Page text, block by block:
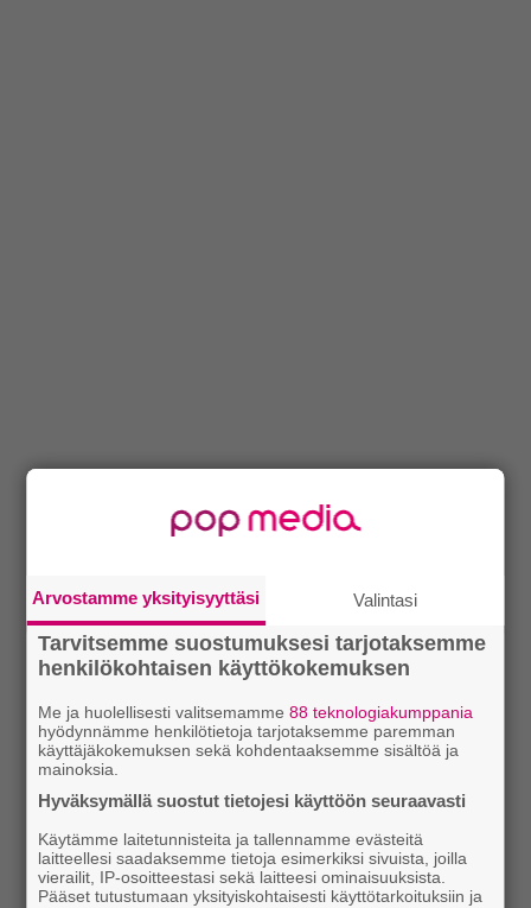
Arvostamme yksityisyyttäsi Valintasi
Tarvitsemme suostumuksesi tarjotaksemme
henkilökohtaisen käyttökokemuksen
Me ja huolellisesti valitsemamme88 teknologiakumppania
hyödynnämme henkilötietoja tarjotaksemme paremman
käyttäjäkokemuksen sekä kohdentaaksemme sisältöä ja
mainoksia.
Hyväksymällä suostut tietojesi käyttöön seuraavasti
Käytämme laitetunnisteita ja tallennamme evästeitä
laitteellesi saadaksemme tietoja esimerkiksi sivuista, joilla
vierailit, IP-osoitteestasi sekä laitteesi ominaisuuksista.
Pääset tutustumaan yksityiskohtaisesti käyttötarkoituksiin ja